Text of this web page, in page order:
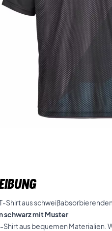
Shirt aus
schwarz mit Muster
aus bequemen Materialien.